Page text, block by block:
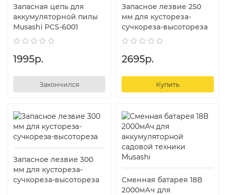
Запасная цепь для
аккумуляторной пилы
Musashi PCS-6001
1995р.
Закончился
Запасное лезвие 250
мм для кустореза-
сучкореза-высотореза
2695р.
Купить
Запасное лезвие 300
мм для кустореза-
сучкореза-высотореза
Сменная батарея 18В
2000мАч для